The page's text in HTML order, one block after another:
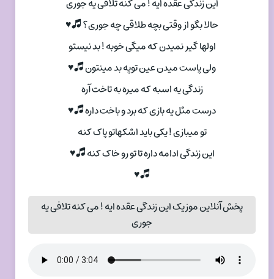
این زندگی عقده ایه ! می کنه تلافی یه جوری
حالا بگو از وقتی بچه طلاقی چه جوری؟ 🎜♥
اولها گیر نمیدن که میگی خوبه ! بد نیستو
ولی پاست میدن عین توپه بد مینتون 🎜♥
زندگی یه اسبه که میره به تاخت آره
درست مثل یه بازی که برد و باخت داره 🎜♥
تو میبازی ! یکی باید اشکهاتو پاک کنه
این زندگی ادامه داره تا تو رو خاک کنه 🎜♥
🎜♥
پخش آنلاین موزیک این زندگی عقده ایه ! می کنه تلافی یه
جوری